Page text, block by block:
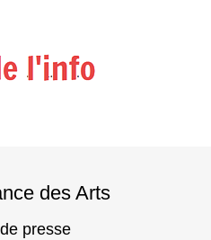
des Arts
presse